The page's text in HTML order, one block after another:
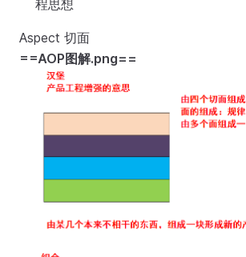
程思想
Aspect 切面
==AOP图解.png==